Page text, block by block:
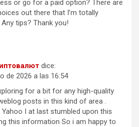
or go for a paid option? There are
out there that I’m totally
tips? Thank you!
dice:
de 2026 a las 16:54
for a bit for any high-quality
posts in this kind of area .
Yahoo I at last stumbled upon this
this information So i am happy to